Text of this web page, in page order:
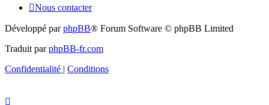
Nous contacter
Développé parphpBB® Forum Software © phpBB Limited
Traduit parphpBB-fr.com
Confidentialité | Conditions